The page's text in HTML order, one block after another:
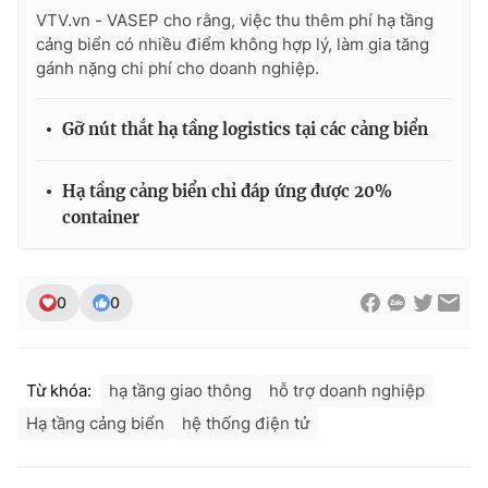
Theo dõi báo trên
Cơ quan báo chí:
Tổng Biên tập:Vũ Thanh Thủy
Phó Tổng Biên tập:Nguyễn Thị Mỹ Hạnh, Phạm Quốc Thắng,
Nguyễn Trọng Ninh
VTV.vn - VASEP cho rằng, việc thu thêm phí hạ tầng
cảng biển có nhiều điểm không hợp lý, làm gia tăng
gánh nặng chi phí cho doanh nghiệp.
Gỡ nút thắt hạ tầng logistics tại các cảng biển
Hạ tầng cảng biển chỉ đáp ứng được 20%
container
0 0
Từ khóa: hạ tầng giao thông
hỗ trợ doanh nghiệp
Hạ tầng cảng biển
hệ thống điện tử